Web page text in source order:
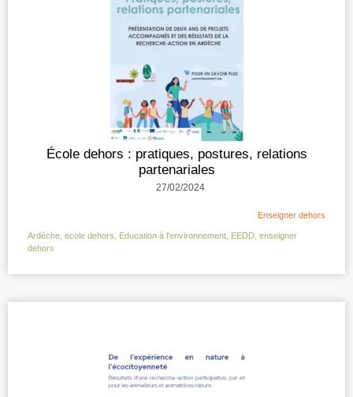
École dehors : pratiques, postures, relations
partenariales
27/02/2024
Enseigner dehors
Ardèche ecole dehors Education à l'environnement EEDD enseigner
dehors